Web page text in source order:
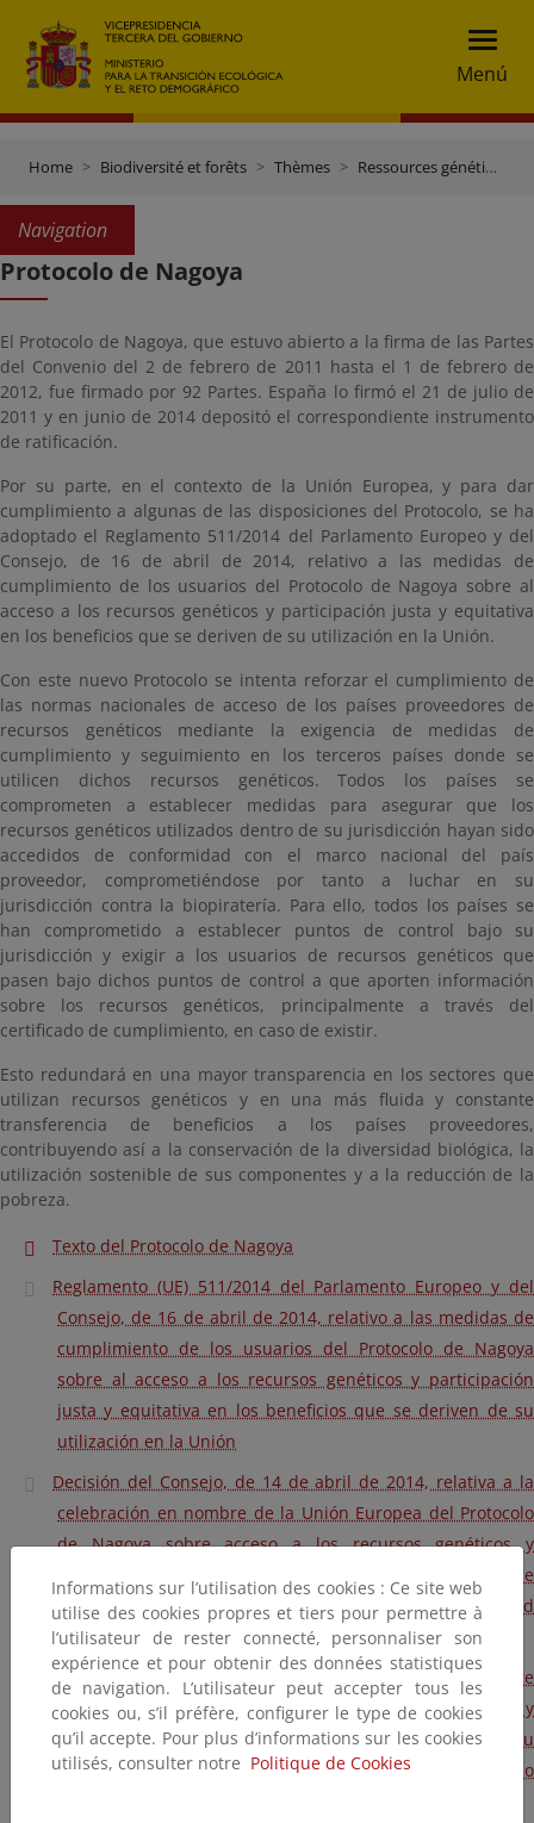
Menú
Home Biodiversité et forêts Thèmes Ressources génétiques et contrôle du commerce
Navigation
Protocolo de Nagoya
El Protocolo de Nagoya, que estuvo abierto a la firma de las Partes
del Convenio del 2 de febrero de 2011 hasta el 1 de febrero de
2012, fue firmado por 92 Partes. España lo firmó el 21 de julio de
2011 y en junio de 2014 depositó el correspondiente instrumento
de ratificación.
Por su parte, en el contexto de la Unión Europea, y para dar
cumplimiento a algunas de las disposiciones del Protocolo, se ha
adoptado el Reglamento 511/2014 del Parlamento Europeo y del
Consejo, de 16 de abril de 2014, relativo a las medidas de
cumplimiento de los usuarios del Protocolo de Nagoya sobre al
acceso a los recursos genéticos y participación justa y equitativa
en los beneficios que se deriven de su utilización en la Unión.
Con este nuevo Protocolo se intenta reforzar el cumplimiento de
las normas nacionales de acceso de los países proveedores de
recursos genéticos mediante la exigencia de medidas de
cumplimiento y seguimiento en los terceros países donde se
utilicen dichos recursos genéticos. Todos los países se
comprometen a establecer medidas para asegurar que los
recursos genéticos utilizados dentro de su jurisdicción hayan sido
accedidos de conformidad con el marco nacional del país
proveedor, comprometiéndose por tanto a luchar en su
jurisdicción contra la biopiratería. Para ello, todos los países se
han comprometido a establecer puntos de control bajo su
jurisdicción y exigir a los usuarios de recursos genéticos que
pasen bajo dichos puntos de control a que aporten información
sobre los recursos genéticos, principalmente a través del
certificado de cumplimiento, en caso de existir.
Esto redundará en una mayor transparencia en los sectores que
utilizan recursos genéticos y en una más fluida y constante
transferencia de beneficios a los países proveedores,
contribuyendo así a la conservación de la diversidad biológica, la
utilización sostenible de sus componentes y a la reducción de la
pobreza.
Texto del Protocolo de Nagoya
Reglamento (UE) 511/2014 del Parlamento Europeo y del
Consejo, de 16 de abril de 2014, relativo a las medidas de
cumplimiento de los usuarios del Protocolo de Nagoya
sobre al acceso a los recursos genéticos y participación
justa y equitativa en los beneficios que se deriven de su
utilización en la Unión
Decisión del Consejo, de 14 de abril de 2014, relativa a la
celebración en nombre de la Unión Europea del Protocolo
de Nagoya sobre acceso a los recursos genéticos y
participación justa y equitativa en los beneficios que se
deriven de su utilización al Convenio sobre la Diversidad
Biológica.
Instrumento de Ratificación del Protocolo de Nagoya sobre
acceso a los recursos genéticos y participación justa y
equitativa en los beneficios que se deriven de su
utilización al Convenio sobre la Diversidad Biológica, hecho
Informations sur l’utilisation des cookies : Ce site web
utilise des cookies propres et tiers pour permettre à
l’utilisateur de rester connecté, personnaliser son
expérience et pour obtenir des données statistiques
de navigation. L’utilisateur peut accepter tous les
cookies ou, s’il préfère, configurer le type de cookies
qu’il accepte. Pour plus d’informations sur les cookies
utilisés, consulter notre Politique de Cookies